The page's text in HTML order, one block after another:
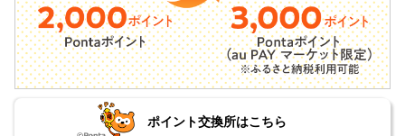
ポイント交換所はこちら